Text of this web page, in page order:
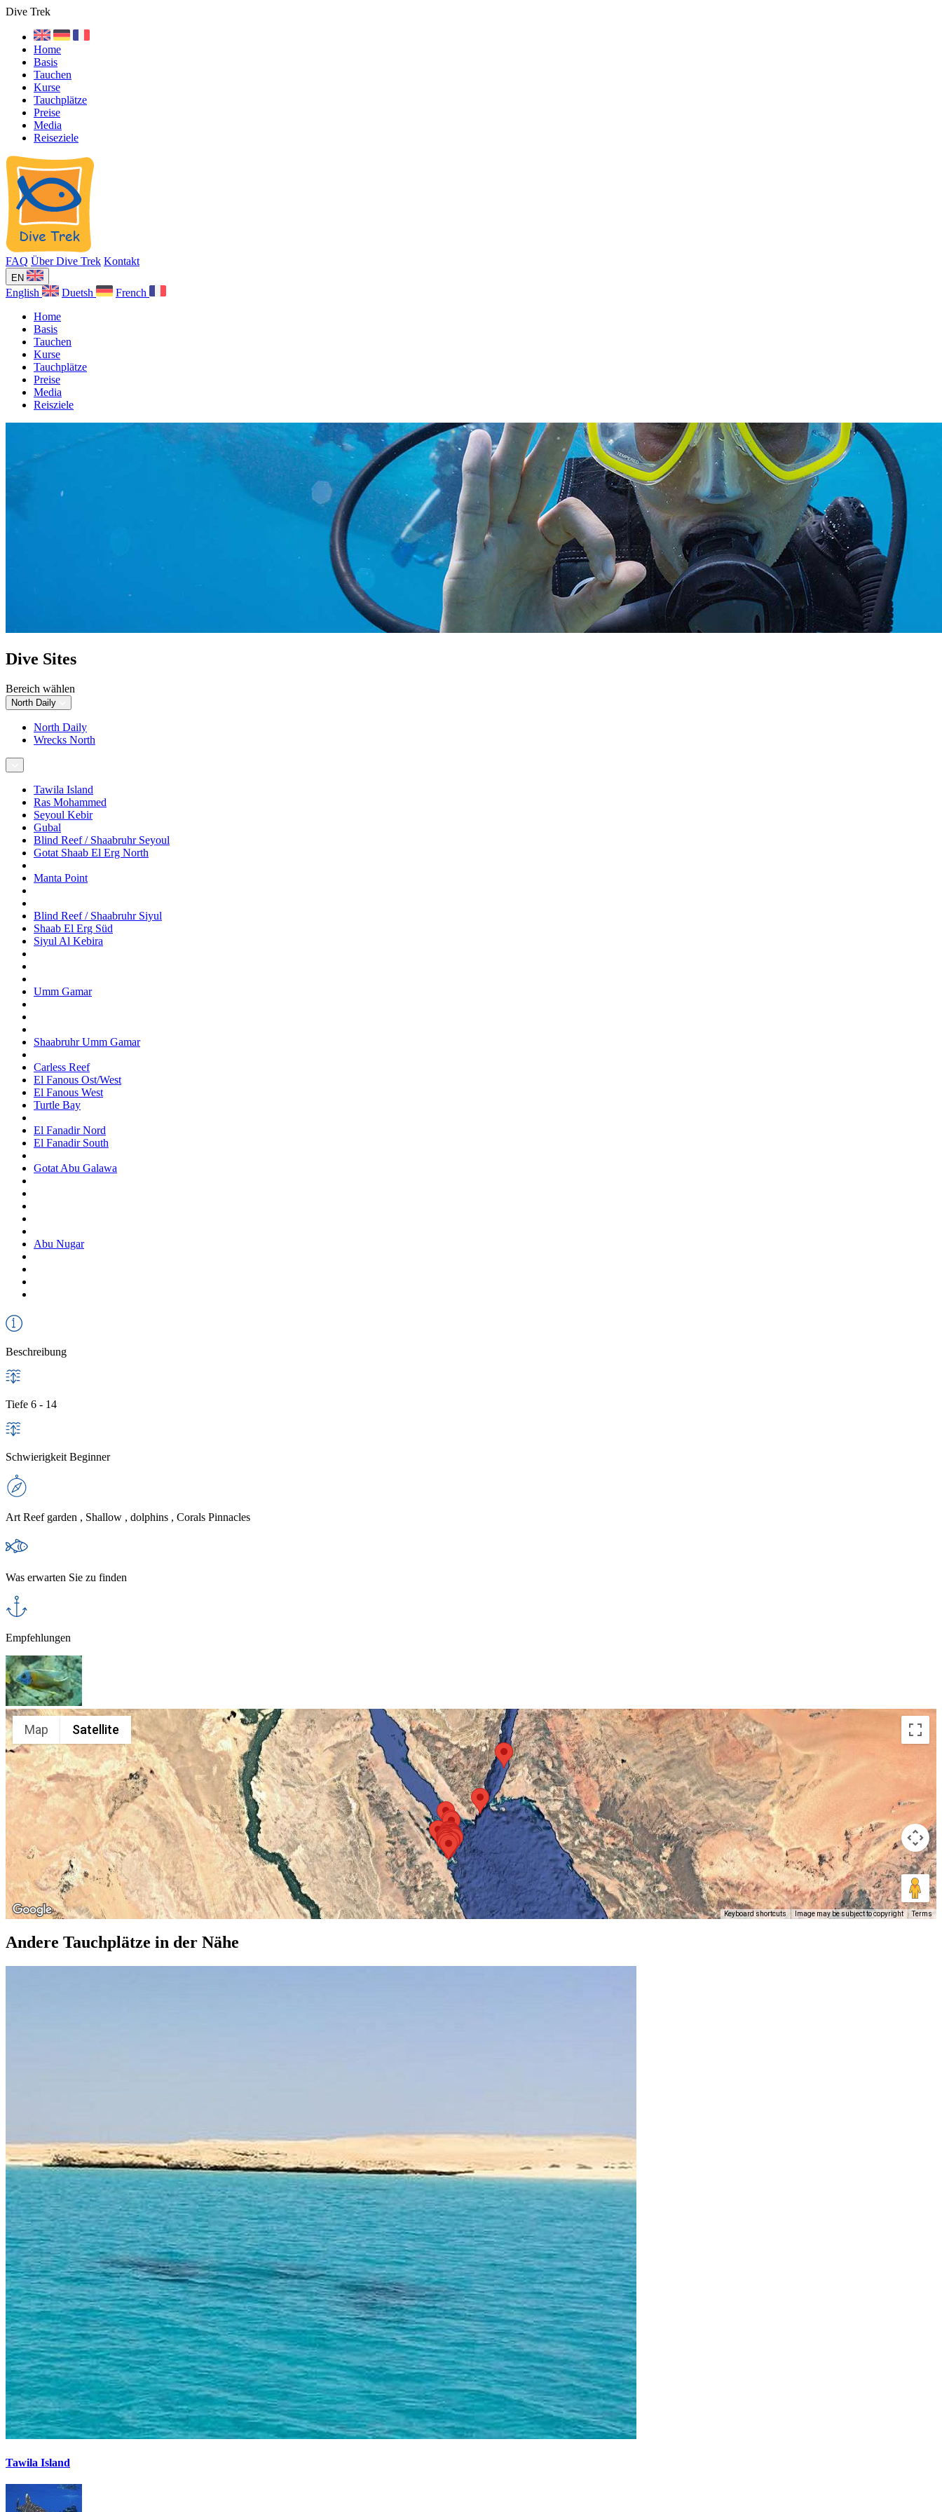
Dive Trek
Home
Basis
Tauchen
Kurse
Tauchplätze
Preise
Media
Reiseziele
FAQ Über Dive Trek Kontakt
EN
English Duetsh
French
Home
Basis
Tauchen
Kurse
Tauchplätze
Preise
Media
Reisziele
Dive Sites
Bereich wählen
North Daily
North Daily
Wrecks North
Tawila Island
Ras Mohammed
Seyoul Kebir
Gubal
Blind Reef / Shaabruhr Seyoul
Gotat Shaab El Erg North
Manta Point
Blind Reef / Shaabruhr Siyul
Shaab El Erg Süd
Siyul Al Kebira
Umm Gamar
Shaabruhr Umm Gamar
Carless Reef
El Fanous Ost/West
El Fanous West
Turtle Bay
El Fanadir Nord
El Fanadir South
Gotat Abu Galawa
Abu Nugar
Beschreibung
Tiefe 6 - 14
Schwierigkeit Beginner
Art Reef garden , Shallow , dolphins , Corals Pinnacles
Was erwarten Sie zu finden
Empfehlungen
Map Satellite
Keyboard shortcuts Image may be subject to copyright Terms
Andere Tauchplätze in der Nähe
Tawila Island